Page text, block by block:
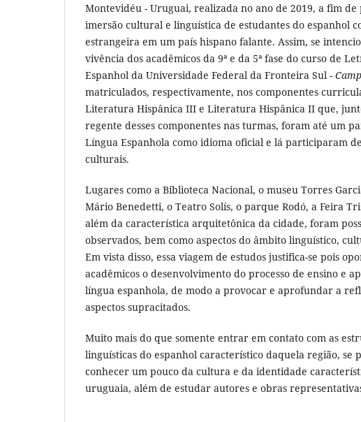
Montevidéu - Uruguai, realizada no ano de 2019, a fim
imersão cultural e linguística de estudantes do espanhol
estrangeira em um país hispano falante. Assim, se
vivência dos acadêmicos da 9ª e da 5ª fase do curso de
Espanhol da Universidade Federal da Fronteira Sul -
matriculados, respectivamente, nos componentes
Literatura Hispânica III e Literatura Hispânica II que,
regente desses componentes nas turmas, foram até um
Língua Espanhola como idioma oficial e lá participaram
culturais.
Lugares como a Biblioteca Nacional, o museu Torres
Mário Benedetti, o Teatro Solís, o parque Rodó, a Feira
além da característica arquitetônica da cidade, foram
observados, bem como aspectos do âmbito linguístico,
Em vista disso, essa viagem de estudos justifica-se pois
acadêmicos o desenvolvimento do processo de ensino e
língua espanhola, de modo a provocar e aprofundar a
aspectos supracitados.
Muito mais do que somente entrar em contato com as
linguísticas do espanhol característico daquela região, se
conhecer um pouco da cultura e da identidade
uruguaia, além de estudar autores e obras